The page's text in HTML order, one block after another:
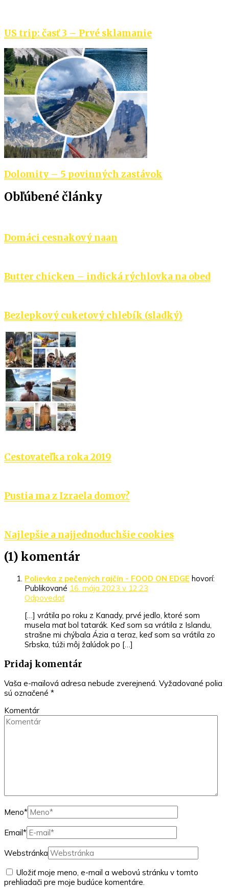
US trip: časť 3 – Prvé sklamanie
Dolomity – 5 povinných zastávok
Obľúbené články
Domáci cesnakový naan
Butter chicken – indická rýchlovka na obed
Bezlepkový cuketový chlebík (sladký)
Cestovateľka roka 2019
Pustia ma z Izraela domov?
Najlepšie a najjednoduchšie cookies
(1) komentár
Polievka z pečených rajčín - FOOD ON EDGE hovorí:
Publikované 16. mája 2023 v 12:23
Odpovedať
[…] vrátila po roku z Kanady, prvé jedlo, ktoré som
musela mať bol tatarák. Keď som sa vrátila z Islandu,
strašne mi chýbala Ázia a teraz, keď som sa vrátila zo
Srbska, túži môj žalúdok po […]
Pridaj komentár
Vaša e-mailová adresa nebude zverejnená. Vyžadované polia
sú označené *
Komentár
Meno*
Email *
Webstránka
Uložiť moje meno, e-mail a webovú stránku v tomto
prehliadači pre moje budúce komentáre.